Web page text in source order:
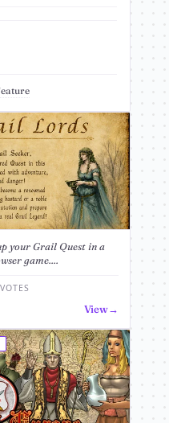
your Grail Quest in a
game....
View